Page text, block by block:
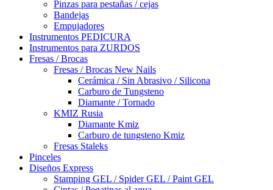
Pinzas para pestañas / cejas
Bandejas
Empujadores
Instrumentos PEDICURA
Instrumentos para ZURDOS
Fresas / Brocas
Fresas / Brocas New Nails
Cerámica / Sin Abrasivo / Silicona
Carburo de Tungsteno
Diamante / Tornado
KMIZ Rusia
Diamante Kmiz
Carburo de tungsteno Kmiz
Fresas Staleks
Pinceles
Diseños Express
Stamping GEL / Spider GEL / Paint GEL